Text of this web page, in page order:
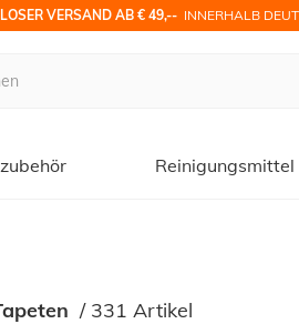
VERSAND AB € 49,-- INNERHALB
Reinigungsmittel
/ 331 Artikel